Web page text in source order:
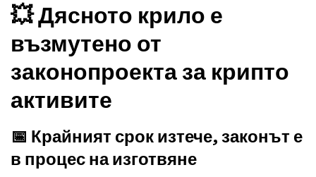
💥 Дясното крило е
възмутено от
законопроекта за крипто
активите
📅 Крайният срок изтече, законът е
в процес на изготвяне